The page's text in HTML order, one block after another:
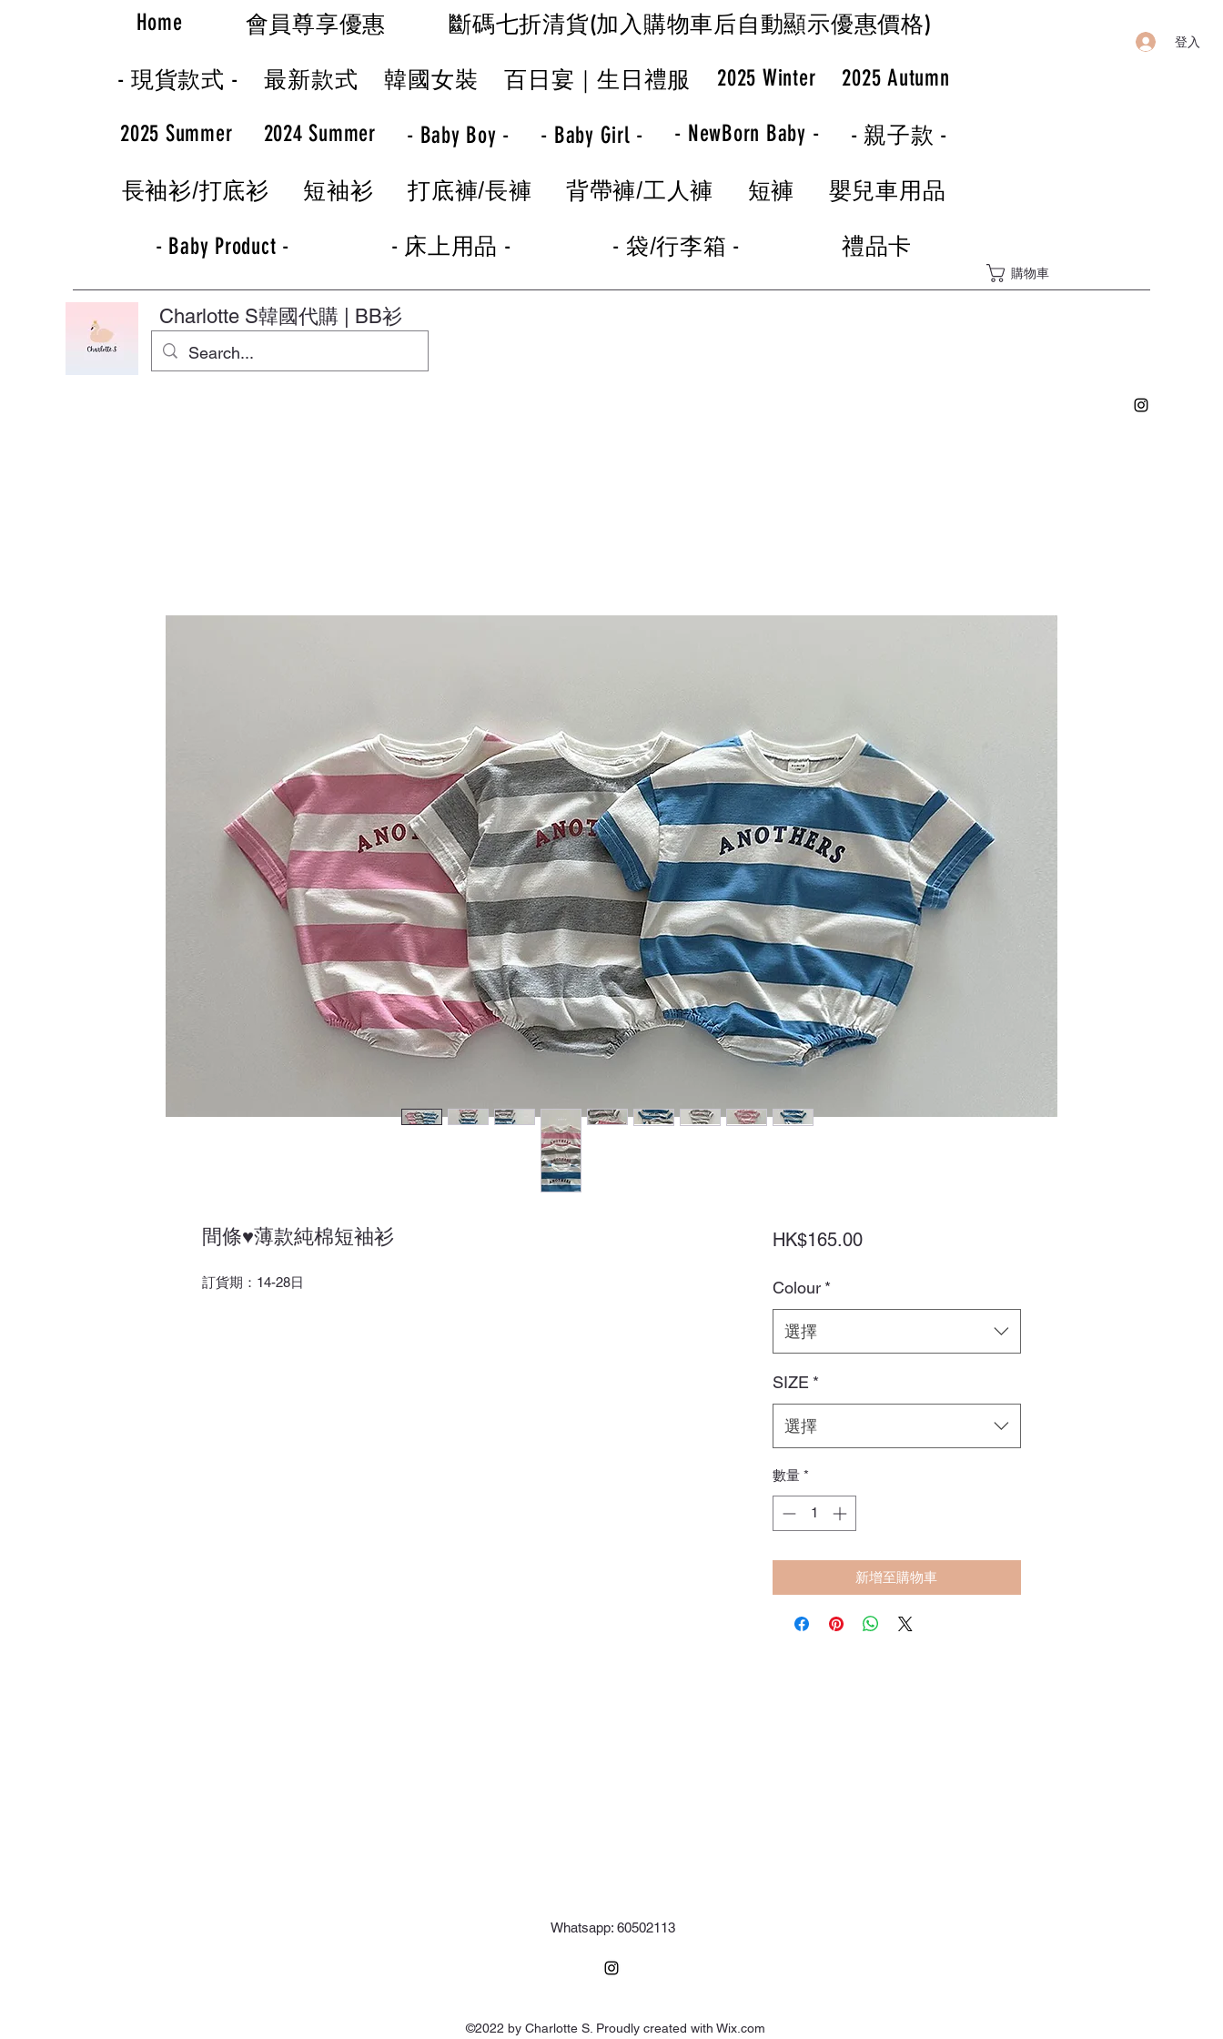
登入
Home 會員尊享優惠 斷碼七折清貨(加入購物車后自動顯示優惠價格)
- 現貨款式 - 最新款式 韓國女裝 百日宴｜生日禮服 2025 Winter 2025 Autumn
2025 Summer 2024 Summer - Baby Boy - - Baby Girl - - NewBorn Baby - - 親子款 -
長袖衫/打底衫 短袖衫 打底褲/長褲 背帶褲/工人褲 短褲 嬰兒車用品
- Baby Product - - 床上用品 - - 袋/行李箱 - 禮品卡
購物車
Charlotte S韓國代購 | BB衫
間條♥薄款純棉短袖衫
訂貨期：14-28日
HK$165.00價
Colour *
選擇
SIZE *
選擇
數量 *
新增至購物車
Whatsapp: 60502113
©2022 by Charlotte S. Proudly created with Wix.com